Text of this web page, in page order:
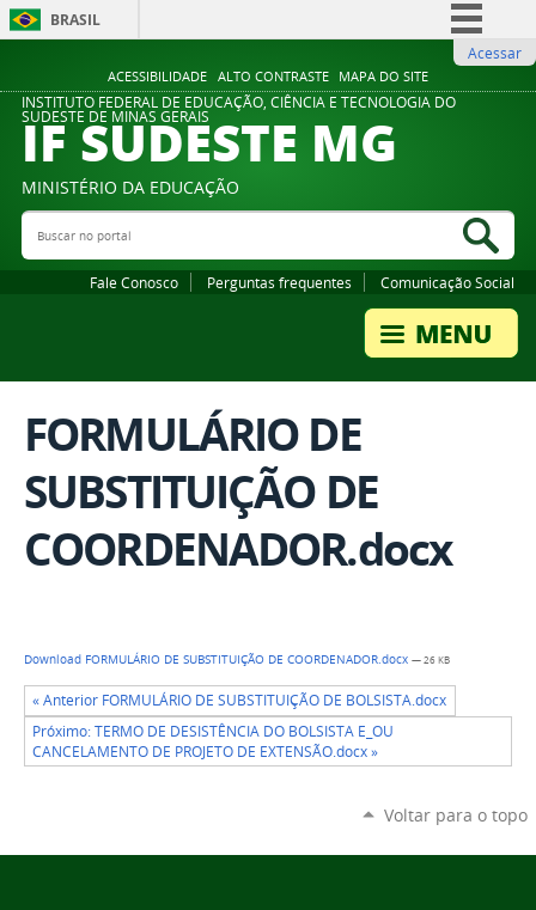
ACESSIBILIDADE ALTO CONTRASTE MAPA DO SITE
BRASIL
Comunica BR
Participe
Legislação
Acessar
INSTITUTO FEDERAL DE EDUCAÇÃO, CIÊNCIA E TECNOLOGIA DO
SUDESTE DE MINAS GERAIS
IF SUDESTE MG
MINISTÉRIO DA EDUCAÇÃO
Buscar no portal
Fale Conosco Perguntas frequentes Comunicação Social
FORMULÁRIO DE
SUBSTITUIÇÃO DE
COORDENADOR.docx
Download FORMULÁRIO DE SUBSTITUIÇÃO DE COORDENADOR.docx — 26 KB
« Anterior FORMULÁRIO DE SUBSTITUIÇÃO DE BOLSISTA.docx
Próximo: TERMO DE DESISTÊNCIA DO BOLSISTA E_OU
CANCELAMENTO DE PROJETO DE EXTENSÃO.docx »
Voltar para o topo